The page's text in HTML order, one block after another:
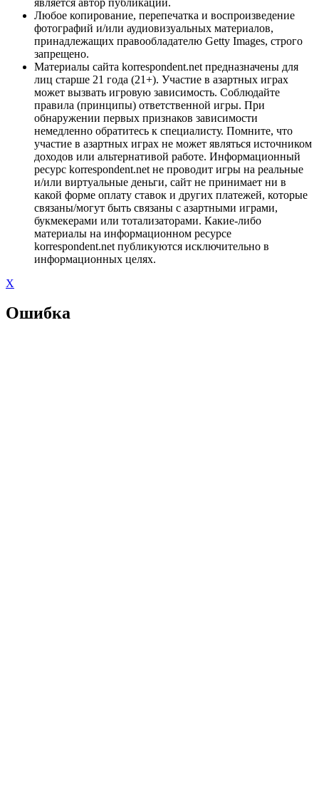
Любое копирование, перепечатка и воспроизведение
фотографий и/или аудиовизуальных материалов,
принадлежащих правообладателю Getty Images, строго
запрещено.
Материалы сайта korrespondent.net предназначены для
лиц старше 21 года (21+). Участие в азартных играх
может вызвать игровую зависимость. Соблюдайте
правила (принципы) ответственной игры. При
обнаружении первых признаков зависимости
немедленно обратитесь к специалисту. Помните, что
участие в азартных играх не может являться источником
доходов или альтернативой работе. Информационный
ресурс korrespondent.net не проводит игры на реальные
и/или виртуальные деньги, сайт не принимает ни в
какой форме оплату ставок и других платежей, которые
связаны/могут быть связаны с азартными играми,
букмекерами или тотализаторами. Какие-либо
материалы на информационном ресурсе
korrespondent.net публикуются исключительно в
информационных целях.
X
Ошибка